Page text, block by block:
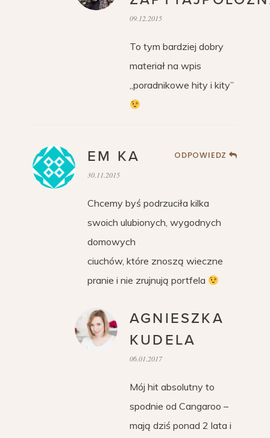
09.12.2015
To tym bardziej dobry
materiał na wpis
„poradnikowe hity i kity”
EM KA ODPOWIEDZ
30.11.2015
Chcemy byś podrzuciła kilka
swoich ulubionych, wygodnych
domowych
ciuchów, które znoszą wieczne
pranie i nie zrujnują portfela
AGNIESZKA
KUDELA
06.01.2017
Mój hit absolutny to
spodnie od Cangaroo –
mają dziś ponad 2 lata i